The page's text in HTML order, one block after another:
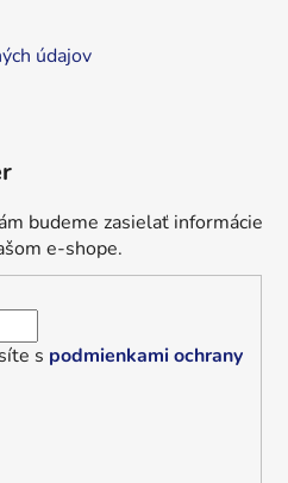
údajov
budeme zasielať informácie
e-shope.
s podmienkami ochrany